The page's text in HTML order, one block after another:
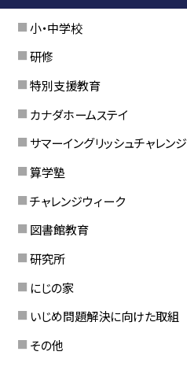
小・中学校
研修
特別支援教育
カナダホームステイ
サマーイングリッシュチャレンジ
算学塾
チャレンジウィーク
図書館教育
研究所
にじの家
いじめ問題解決に向けた取組
その他